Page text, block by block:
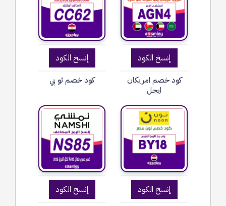
إنسخ الكود
كود خصم امريكان
ايجل
إنسخ الكود
كود خصم تو بي
إنسخ الكود إنسخ الكود